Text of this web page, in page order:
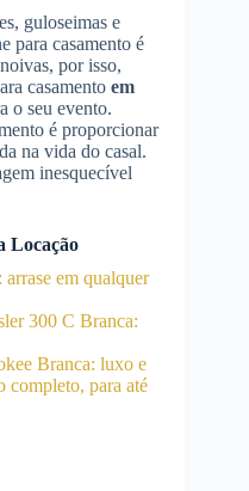
guloseimas e
para casamento é
por isso,
casamento em
o seu evento.
é proporcionar
na vida do casal.
inesquecível
Locação
em qualquer
300 C Branca:
Branca: luxo e
completo, para até